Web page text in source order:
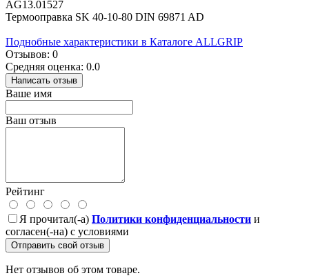
AG13.01527
Термооправка SK 40-10-80 DIN 69871 AD
Поднобные характеристики в Каталоге ALLGRIP
Отзывов: 0
Средняя оценка: 0.0
Написать отзыв
Ваше имя
Ваш отзыв
Рейтинг
Я прочитал(-а) Политики конфиденциальности и
согласен(-на) с условиями
Отправить свой отзыв
Нет отзывов об этом товаре.